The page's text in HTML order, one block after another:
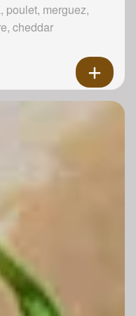
poulet, merguez,
cheddar